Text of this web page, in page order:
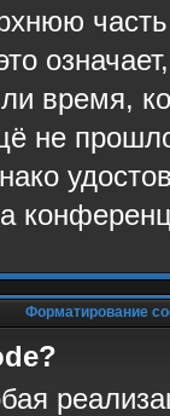
время,
не
Форматирование